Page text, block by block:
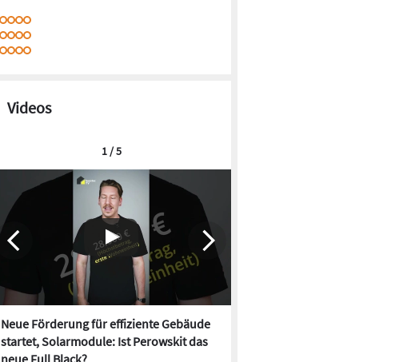
Videos
Neue Förderung für effiziente Gebäude
startet, Solarmodule: Ist Perowskit das
1 / 5